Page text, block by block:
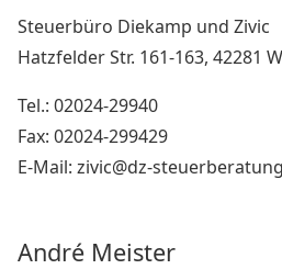
Steuerbüro Diekamp und Zivic
Hatzfelder Str. 161-163, 42281
Tel.: 02024-29940
Fax: 02024-299429
E-Mail: zivic@dz-
André Meister